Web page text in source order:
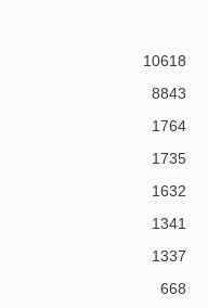
10618
8843
1764
1735
1632
1341
1337
668